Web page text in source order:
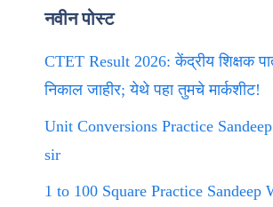
नवीन पोस्ट
CTET Result 2026: केंद्रीय शिक्षक
निकाल जाहीर; येथे पहा तुमचे मार्कशीट!
Unit Conversions Practice
sir
1 to 100 Square Practice Sandeep